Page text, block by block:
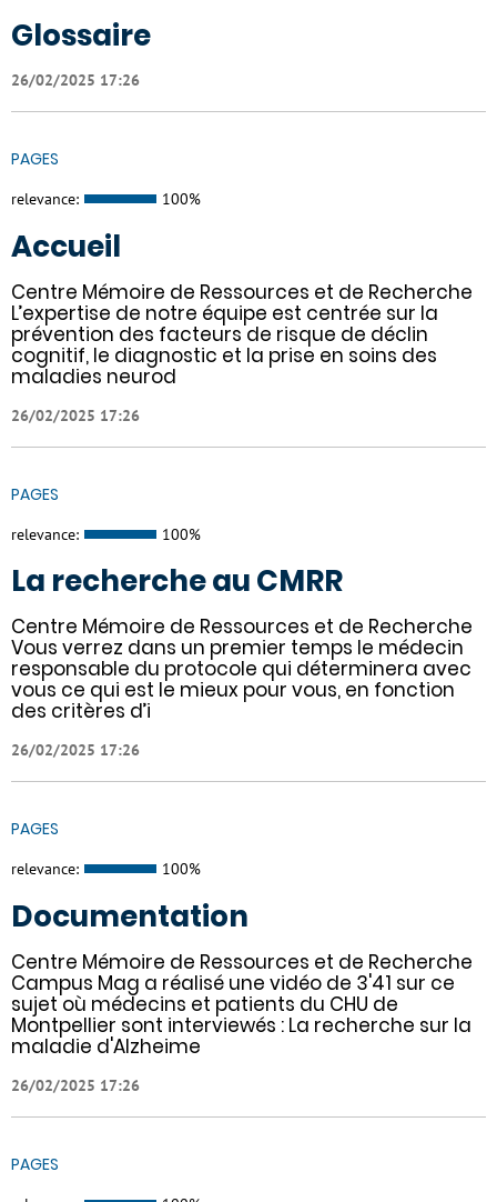
Glossaire
26/02/2025 17:26
PAGES
relevance: 100%
Accueil
Centre Mémoire de Ressources et de Recherche
L’expertise de notre équipe est centrée sur la
prévention des facteurs de risque de déclin
cognitif, le diagnostic et la prise en soins des
maladies neurod
26/02/2025 17:26
PAGES
relevance: 100%
La recherche au CMRR
Centre Mémoire de Ressources et de Recherche
Vous verrez dans un premier temps le médecin
responsable du protocole qui déterminera avec
vous ce qui est le mieux pour vous, en fonction
des critères d’i
26/02/2025 17:26
PAGES
relevance: 100%
Documentation
Centre Mémoire de Ressources et de Recherche
Campus Mag a réalisé une vidéo de 3'41 sur ce
sujet où médecins et patients du CHU de
Montpellier sont interviewés : La recherche sur la
maladie d'Alzheime
26/02/2025 17:26
PAGES